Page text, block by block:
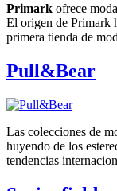
Primark ofrece
El origen de Primark
primera tienda de
Pull&Bear
Las colecciones de
huyendo de los
tendencias